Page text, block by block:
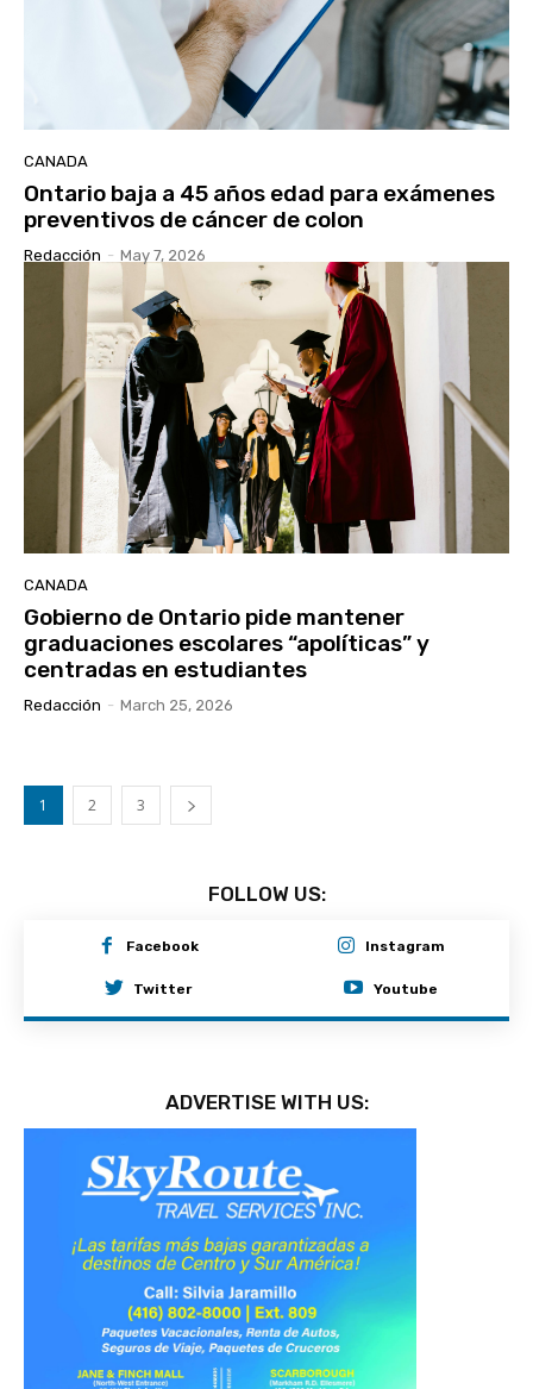
CANADA
Ontario baja a 45 años edad para exámenes
preventivos de cáncer de colon
Redacción - May 7, 2026
CANADA
Gobierno de Ontario pide mantener
graduaciones escolares “apolíticas” y
centradas en estudiantes
Redacción - March 25, 2026
1 2 3
FOLLOW US:
Facebook Instagram
Twitter Youtube
ADVERTISE WITH US: